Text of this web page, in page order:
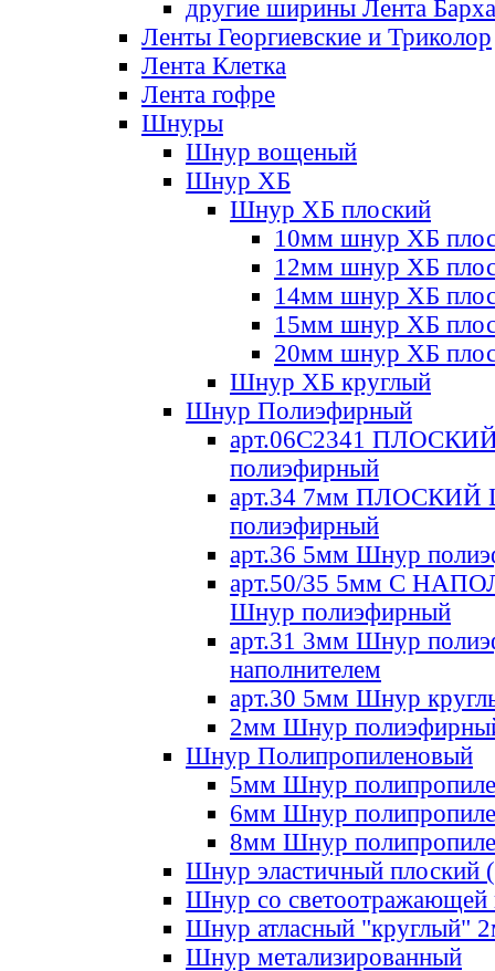
другие ширины Лента
Ленты Георгиевские и Триколор
Лента Клетка
Лента гофре
Шнуры
Шнур вощеный
Шнур ХБ
Шнур ХБ плоский
10мм шнур ХБ
12мм шнур ХБ
14мм шнур ХБ
15мм шнур ХБ
20мм шнур ХБ
Шнур ХБ круглый
Шнур Полиэфирный
арт.06С2341
полиэфирный
арт.34 7мм ПЛОСКИЙ
полиэфирный
арт.36 5мм Шнур
арт.50/35 5мм С
Шнур полиэфирный
арт.31 3мм Шнур
наполнителем
арт.30 5мм Шнур
2мм Шнур
Шнур Полипропиленовый
5мм Шнур
6мм Шнур
8мм Шнур
Шнур эластичный плоский
Шнур со светоотражающей
Шнур атласный "круглый"
Шнур метализированный